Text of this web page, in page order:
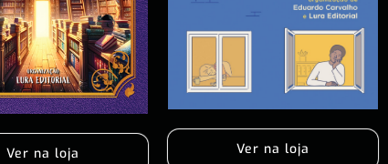
Ver na loja Ver na loja